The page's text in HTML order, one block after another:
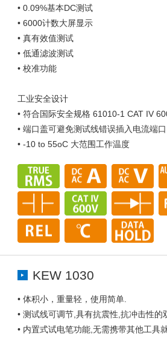
• 0.09%基本DC测试
• 6000计数大屏显示
• 真有效值测试
• 低通滤波测试
• 校准功能
工业安全设计
• 符合国际安全规格 61010-1 CAT IV
• 端口盖可避免测试线错误插入电流端口
• -10 to 55oC 大范围工作温度
KEW 1030
• 体积小，重量轻，使用简单.
• 测试线可调节,具有抗震性,抗冲击性的
• 内置式试电笔功能,无需携带其他工具